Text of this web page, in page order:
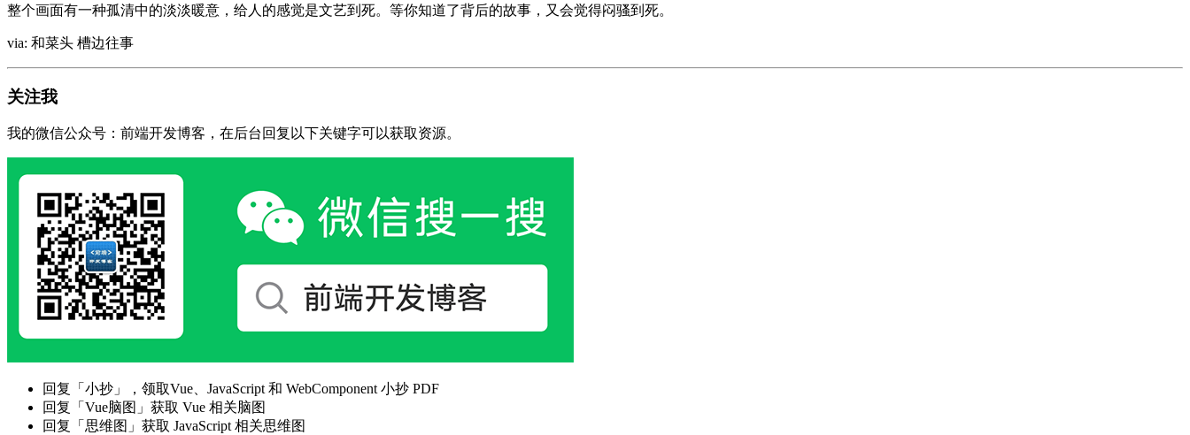
整个画面有一种孤清中的淡淡暖意，给人的感觉是文艺到死。等你知道了背后的故事，又会觉得闷骚到死。
via: 和菜头 槽边往事
关注我
我的微信公众号：前端开发博客，在后台回复以下关键字可以获取资源。
回复「小抄」，领取Vue、JavaScript 和 WebComponent 小抄 PDF
回复「Vue脑图」获取 Vue 相关脑图
回复「思维图」获取 JavaScript 相关思维图